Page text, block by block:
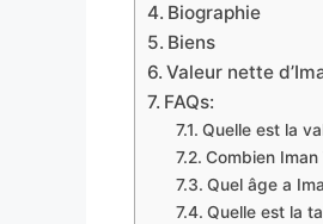
Biographie
Biens
Valeur nette
FAQs:
Quelle est la
Combien
Quel âge a
Quelle est la